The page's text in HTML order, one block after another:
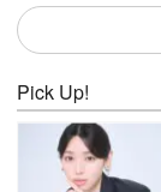
Pick Up!